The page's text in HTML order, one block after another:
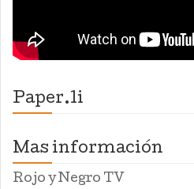
Paper.li
Mas información
Rojo y Negro TV